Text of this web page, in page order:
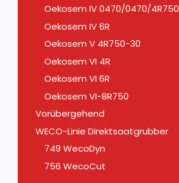
Oekosem IV 0470/0470/4R750
Oekosem IV 6R
Oekosem V 4R750-30
Oekosem VI 4R
Oekosem VI 6R
Oekosem VI-8R750
Vorübergehend
WECO-Linie Direktsaatgrubber
749 WecoDyn
756 WecoCut